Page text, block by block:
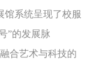
馆系统呈现了校服
”的发展脉
合艺术与科技的